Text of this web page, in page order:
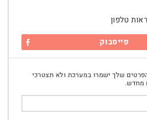
טלפון
פייסבוק
שלך ישמרו במערכת ולא תצטרכי
מחדש.